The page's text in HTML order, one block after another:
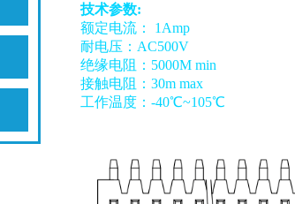
技术参数:
额定电流： 1Amp
耐电压：AC500V
绝缘电阻：5000M min
接触电阻：30m max
工作温度：-40℃~105℃